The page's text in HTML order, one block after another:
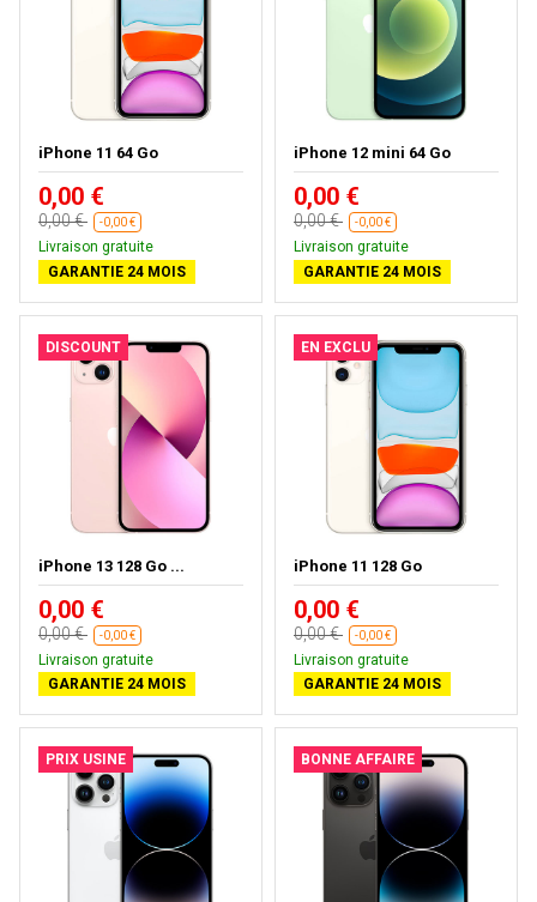
iPhone 11 64 Go
0,00 €
0,00 € -0,00 €
Livraison gratuite
GARANTIE 24 MOIS
iPhone 12 mini 64 Go
0,00 €
0,00 € -0,00 €
Livraison gratuite
GARANTIE 24 MOIS
DISCOUNT
iPhone 13 128 Go ...
0,00 €
0,00 € -0,00 €
Livraison gratuite
GARANTIE 24 MOIS
EN EXCLU
iPhone 11 128 Go
0,00 €
0,00 € -0,00 €
Livraison gratuite
GARANTIE 24 MOIS
PRIX USINE BONNE AFFAIRE